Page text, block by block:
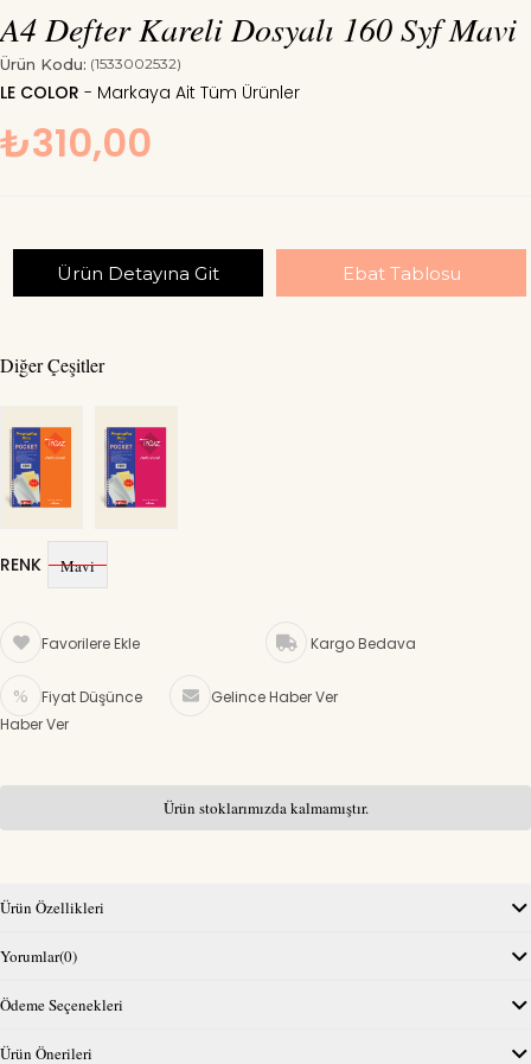
A4 Defter Kareli Dosyalı 160 Syf Mavi
Ürün Kodu: (1533002532)
LE COLOR
₺310,00
Ürün Detayına Git Ebat Tablosu
Diğer Çeşitler
RENK Mavi
Favorilere Ekle Kargo Bedava
Fiyat Düşünce
Haber Ver
Gelince Haber Ver
Ürün stoklarımızda kalmamıştır.
Ürün Özellikleri
Yorumlar(0)
Ödeme Seçenekleri
Ürün Önerileri